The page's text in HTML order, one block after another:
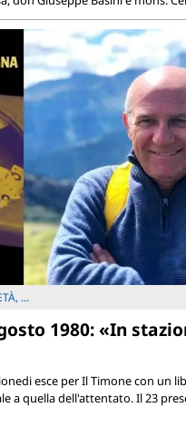
...
1980: «In
esce per Il Timone con un
a quella dell'attentato. Il 23